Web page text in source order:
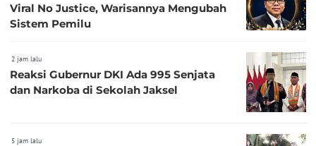
Viral No Justice, Warisannya Mengubah
Sistem Pemilu
2 jam lalu
Reaksi Gubernur DKI Ada 995 Senjata
dan Narkoba di Sekolah Jaksel
5 jam lalu